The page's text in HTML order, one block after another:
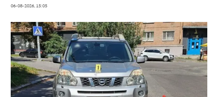
06-08-2026, 15:05